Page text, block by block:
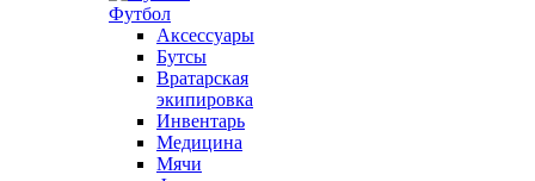
Футбол
Аксессуары
Бутсы
Вратарская
экипировка
Инвентарь
Медицина
Мячи